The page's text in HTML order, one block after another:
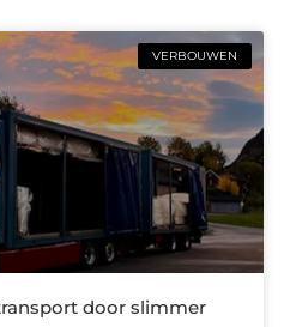
VERBOUWEN
door slimmer